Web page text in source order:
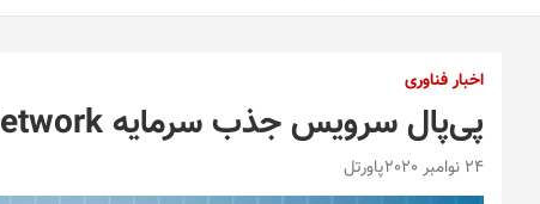
اخبار فناوری
پی‌پال سرویس جذب سرمایه Generosity Network را معرفی کرد
24 نوامبر 2020 پاورتل